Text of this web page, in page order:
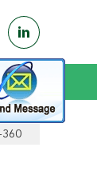
360